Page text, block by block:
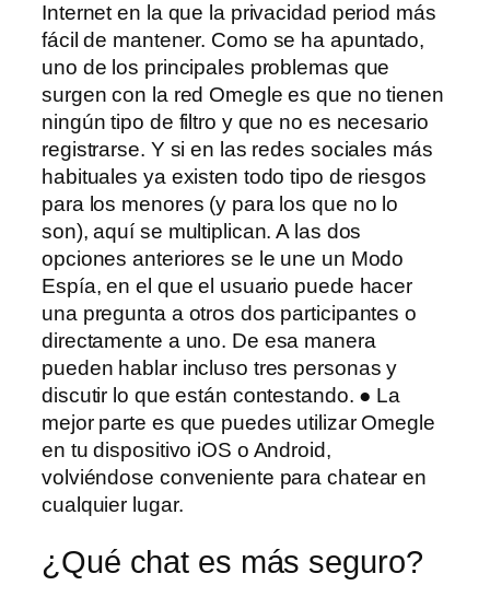
Internet en la que la privacidad period más
fácil de mantener. Como se ha apuntado,
uno de los principales problemas que
surgen con la red Omegle es que no tienen
ningún tipo de filtro y que no es necesario
registrarse. Y si en las redes sociales más
habituales ya existen todo tipo de riesgos
para los menores (y para los que no lo
son), aquí se multiplican. A las dos
opciones anteriores se le une un Modo
Espía, en el que el usuario puede hacer
una pregunta a otros dos participantes o
directamente a uno. De esa manera
pueden hablar incluso tres personas y
discutir lo que están contestando. ● La
mejor parte es que puedes utilizar Omegle
en tu dispositivo iOS o Android,
volviéndose conveniente para chatear en
cualquier lugar.
¿Qué chat es más seguro?